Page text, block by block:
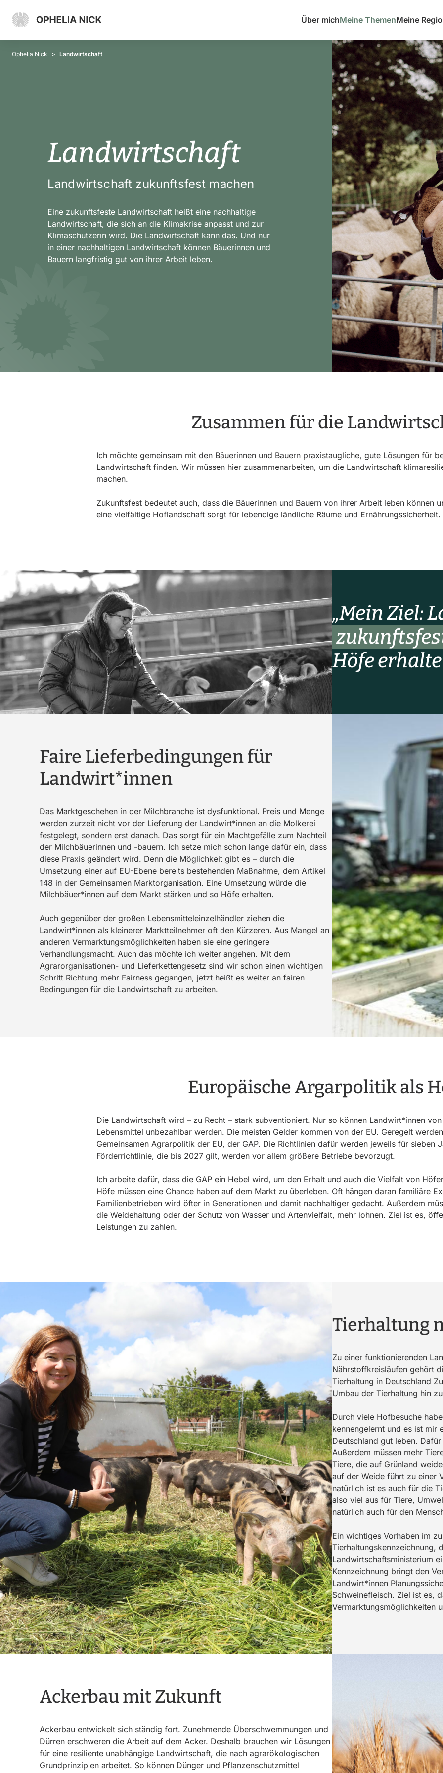
Über michMeine ThemenMeine
Ophelia Nick Landwirtschaft
Landwirtschaft
Landwirtschaft zukunftsfest machen
Eine zukunftsfeste Landwirtschaft heißt eine nachhaltige
Landwirtschaft, die sich an die Klimakrise anpasst und zur
Klimaschützerin wird. Die Landwirtschaft kann das. Und nur
in einer nachhaltigen Landwirtschaft können Bäuerinnen und
Bauern langfristig gut von ihrer Arbeit leben.
Zusammen für die
Ich möchte gemeinsam mit den Bäuerinnen und Bauern praxistaugliche, gute Lösungen für
Landwirtschaft finden. Wir müssen hier zusammenarbeiten, um die Landwirtschaft
machen.
Zukunftsfest bedeutet auch, dass die Bäuerinnen und Bauern von ihrer Arbeit leben können
eine vielfältige Hoflandschaft sorgt für lebendige ländliche Räume und Ernährungssicherheit.
„Mein Ziel:
Höfe
Faire Lieferbedingungen für
Landwirt*innen
Das Marktgeschehen in der Milchbranche ist dysfunktional. Preis und Menge
werden zurzeit nicht vor der Lieferung der Landwirt*innen an die Molkerei
festgelegt, sondern erst danach. Das sorgt für ein Machtgefälle zum Nachteil
der Milchbäuerinnen und -bauern. Ich setze mich schon lange dafür ein, dass
diese Praxis geändert wird. Denn die Möglichkeit gibt es – durch die
Umsetzung einer auf EU-Ebene bereits bestehenden Maßnahme, dem Artikel
148 in der Gemeinsamen Marktorganisation. Eine Umsetzung würde die
Milchbäuer*innen auf dem Markt stärken und so Höfe erhalten.
Auch gegenüber der großen Lebensmitteleinzelhändler ziehen die
Landwirt*innen als kleinerer Marktteilnehmer oft den Kürzeren. Aus Mangel an
anderen Vermarktungsmöglichkeiten haben sie eine geringere
Verhandlungsmacht. Auch das möchte ich weiter angehen. Mit dem
Agrarorganisationen- und Lieferkettengesetz sind wir schon einen wichtigen
Schritt Richtung mehr Fairness gegangen, jetzt heißt es weiter an fairen
Bedingungen für die Landwirtschaft zu arbeiten.
Europäische Argarpolitik als
Die Landwirtschaft wird – zu Recht – stark subventioniert. Nur so können Landwirt*innen
Lebensmittel unbezahlbar werden. Die meisten Gelder kommen von der EU. Geregelt
Gemeinsamen Agrarpolitik der EU, der GAP. Die Richtlinien dafür werden jeweils für sieben
Förderrichtlinie, die bis 2027 gilt, werden vor allem größere Betriebe bevorzugt.
Ich arbeite dafür, dass die GAP ein Hebel wird, um den Erhalt und auch die Vielfalt von
Höfe müssen eine Chance haben auf dem Markt zu überleben. Oft hängen daran familiäre
Familienbetrieben wird öfter in Generationen und damit nachhaltiger gedacht. Außerdem
die Weidehaltung oder der Schutz von Wasser und Artenvielfalt, mehr lohnen. Ziel ist es,
Leistungen zu zahlen.
Tierhaltung
Zu einer funktionierenden
Nährstoffkreisläufen gehört
Tierhaltung in Deutschland
Umbau der Tierhaltung hin
Durch viele Hofbesuche
kennengelernt und es ist mir
Deutschland gut leben.
Außerdem müssen mehr
Tiere, die auf Grünland
auf der Weide führt zu einer
natürlich ist es auch für die
also viel aus für Tiere,
natürlich auch für den
Ein wichtiges Vorhaben im
Tierhaltungskennzeichnung,
Landwirtschaftsministerium
Kennzeichnung bringt den
Landwirt*innen
Schweinefleisch. Ziel ist es,
Vermarktungsmöglichkeiten
Ackerbau mit Zukunft
Ackerbau entwickelt sich ständig fort. Zunehmende Überschwemmungen und
Dürren erschweren die Arbeit auf dem Acker. Deshalb brauchen wir Lösungen
für eine resiliente unabhängige Landwirtschaft, die nach agrarökologischen
Grundprinzipien arbeitet. So können Dünger und Pflanzenschutzmittel